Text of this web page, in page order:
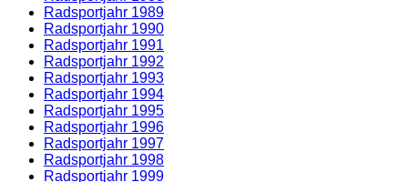
Radsportjahr 1989
Radsportjahr 1990
Radsportjahr 1991
Radsportjahr 1992
Radsportjahr 1993
Radsportjahr 1994
Radsportjahr 1995
Radsportjahr 1996
Radsportjahr 1997
Radsportjahr 1998
Radsportjahr 1999